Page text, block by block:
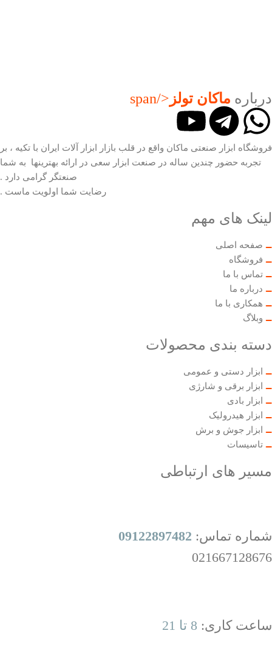
درباره ماکان تولز </span
فروشگاه ابزار صنعتی ماکان واقع در قلب بازار ابزار آلات ایران با تکیه ، بر
تجربه حضور چندین ساله در صنعت ابزار سعی در ارائه بهترینها به شما
صنعتگر گرامی دارد .
رضایت شما اولویت ماست .
لینک های مهم
صفحه اصلی
فروشگاه
تماس با ما
درباره ما
همکاری با ما
وبلاگ
دسته بندی محصولات
ابزار دستی و عمومی
ابزار برقی و شارژی
ابزار بادی
ابزار هیدرولیک
ابزار جوش و برش
تاسیسات
مسیر های ارتباطی
شماره تماس: 09122897482
021667128676
ساعت کاری: 8 تا 21